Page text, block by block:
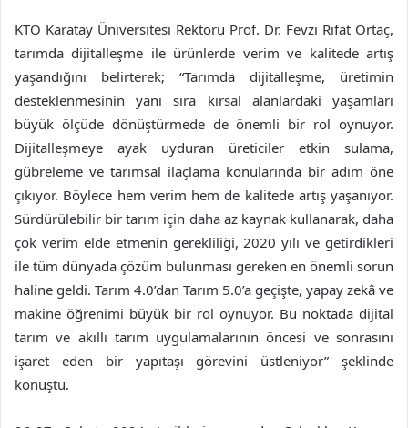
KTO Karatay Üniversitesi Rektörü Prof. Dr. Fevzi Rıfat Ortaç,
tarımda dijitalleşme ile ürünlerde verim ve kalitede artış
yaşandığını belirterek; “Tarımda dijitalleşme, üretimin
desteklenmesinin yanı sıra kırsal alanlardaki yaşamları
büyük ölçüde dönüştürmede de önemli bir rol oynuyor.
Dijitalleşmeye ayak uyduran üreticiler etkin sulama,
gübreleme ve tarımsal ilaçlama konularında bir adım öne
çıkıyor. Böylece hem verim hem de kalitede artış yaşanıyor.
Sürdürülebilir bir tarım için daha az kaynak kullanarak, daha
çok verim elde etmenin gerekliliği, 2020 yılı ve getirdikleri
ile tüm dünyada çözüm bulunması gereken en önemli sorun
haline geldi. Tarım 4.0’dan Tarım 5.0’a geçişte, yapay zekâ ve
makine öğrenimi büyük bir rol oynuyor. Bu noktada dijital
tarım ve akıllı tarım uygulamalarının öncesi ve sonrasını
işaret eden bir yapıtaşı görevini üstleniyor” şeklinde
konuştu.